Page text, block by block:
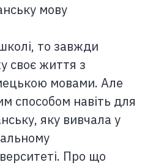
мову
то завжди
своє життя з
мовами. Але
способом навіть для
яку вивчала у
Про що